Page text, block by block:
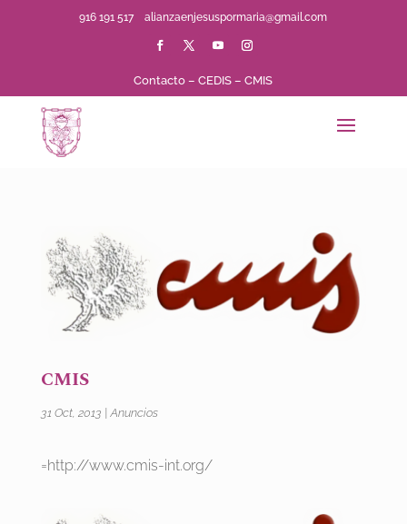
916 191 517alianzaenjesuspormaria@gmail.com
Contacto –CEDIS –CMIS
CMIS
31 Oct, 2013 |Anuncios
=http://www.cmis-int.org/